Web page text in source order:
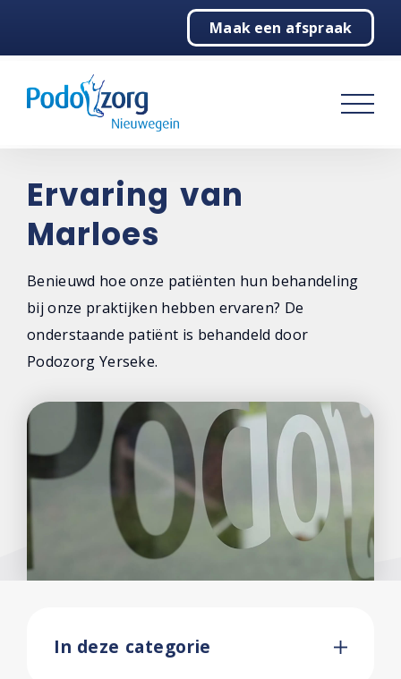
Maak een afspraak
Podotherapie
Klachtenwijzer
Praktijk
Contact
Ervaring van
Marloes
Benieuwd hoe onze patiënten hun behandeling
bij onze praktijken hebben ervaren? De
onderstaande patiënt is behandeld door
Podozorg Yerseke.
In deze categorie